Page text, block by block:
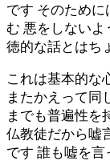
です そのため
む 悪をしない
徳的な話とはち
これは基本的な
またかえって同
までも普遍性を
仏教徒だから嘘
です 誰も嘘を